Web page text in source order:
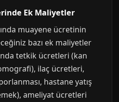
Ek Maliyetler
muayene ücretinin
bazı ek maliyetler
tetkik ücretleri (kan
ilaç ücretleri,
hastane yatış
ameliyat ücretleri